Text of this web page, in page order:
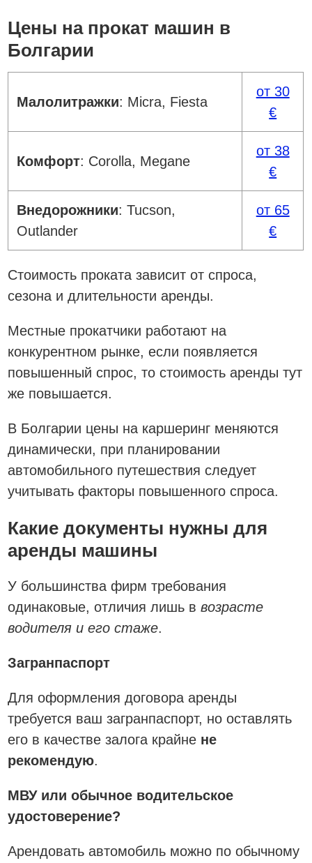
Цены на прокат машин в
Болгарии
Малолитражки: Micra, Fiesta
от 30
€
Комфорт: Corolla, Megane
от 38
€
Внедорожники: Tucson,
Outlander
от 65
€
Стоимость проката зависит от спроса,
сезона и длительности аренды.
Местные прокатчики работают на
конкурентном рынке, если появляется
повышенный спрос, то стоимость аренды тут
же повышается.
В Болгарии цены на каршеринг меняются
динамически, при планировании
автомобильного путешествия следует
учитывать факторы повышенного спроса.
Какие документы нужны для
аренды машины
У большинства фирм требования
одинаковые, отличия лишь ввозрасте
водителя и его стаже.
Загранпаспорт
Для оформления договора аренды
требуется ваш загранпаспорт, но оставлять
его в качестве залога крайне не
рекомендую.
МВУ или обычное водительское
удостоверение?
Арендовать автомобиль можно по обычному